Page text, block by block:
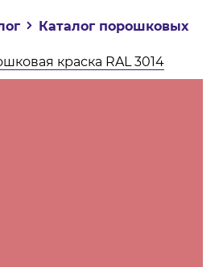
Каталог порошковых
краска RAL 3014